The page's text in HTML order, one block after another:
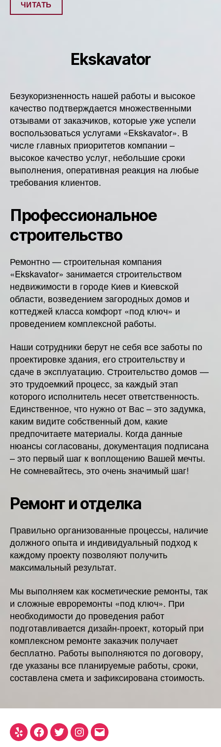
ЧИТАТЬ
Ekskavator
Безукоризненность нашей работы и высокое
качество подтверждается множественными
отзывами от заказчиков, которые уже успели
воспользоваться услугами «Ekskavator». В
числе главных приоритетов компании –
высокое качество услуг, небольшие сроки
выполнения, оперативная реакция на любые
требования клиентов.
Профессиональное
строительство
Ремонтно — строительная компания
«Ekskavator» занимается строительством
недвижимости в городе Киев и Киевской
области, возведением загородных домов и
коттеджей класса комфорт «под ключ» и
проведением комплексной работы.
Наши сотрудники берут не себя все заботы по
проектировке здания, его строительству и
сдаче в эксплуатацию. Строительство домов —
это трудоемкий процесс, за каждый этап
которого исполнитель несет ответственность.
Единственное, что нужно от Вас – это задумка,
каким видите собственный дом, какие
предпочитаете материалы. Когда данные
нюансы согласованы, документация подписана
– это первый шаг к воплощению Вашей мечты.
Не сомневайтесь, это очень значимый шаг!
Ремонт и отделка
Правильно организованные процессы, наличие
должного опыта и индивидуальный подход к
каждому проекту позволяют получить
максимальный результат.
Мы выполняем как косметические ремонты, так
и сложные евроремонты «под ключ». При
необходимости до проведения работ
подготавливается дизайн-проект, который при
комплексном ремонте заказчик получает
бесплатно. Работы выполняются по договору,
где указаны все планируемые работы, сроки,
составлена смета и зафиксирована стоимость.
Yelp Facebook
TwitterInstagram
Email